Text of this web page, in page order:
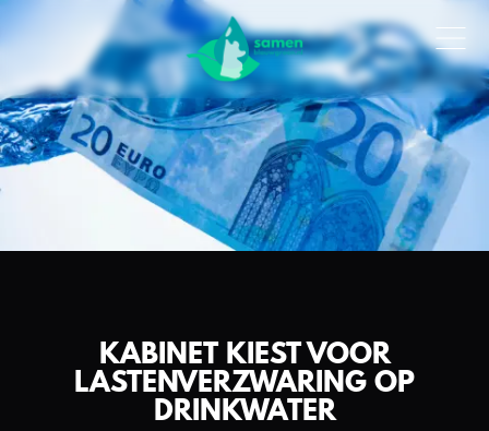
KABINET KIEST VOOR
LASTENVERZWARING OP
DRINKWATER